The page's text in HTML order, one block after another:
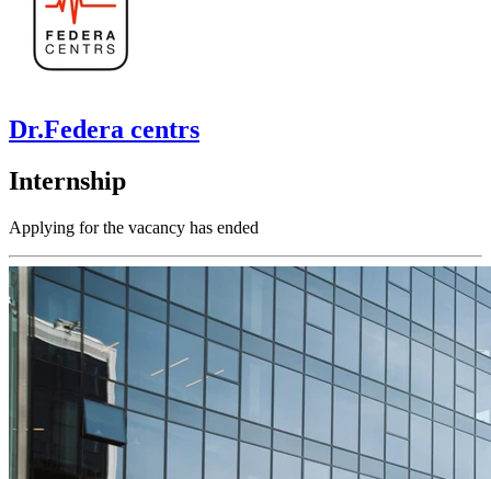
Dr.Federa centrs
Internship
Applying for the vacancy has ended